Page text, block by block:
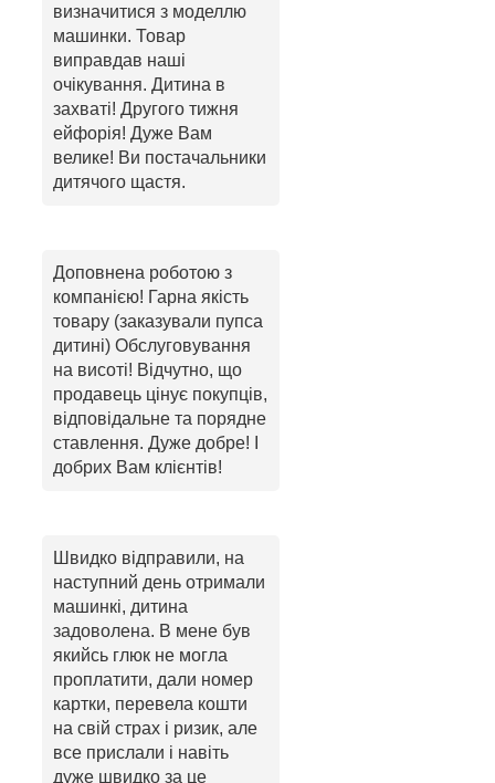
визначитися з моделлю
машинки. Товар
виправдав наші
очікування. Дитина в
захваті! Другого тижня
ейфорія! Дуже Вам
велике! Ви постачальники
дитячого щастя.
Доповнена роботою з
компанією! Гарна якість
товару (заказували пупса
дитині) Обслуговування
на висоті! Відчутно, що
продавець цінує покупців,
відповідальне та порядне
ставлення. Дуже добре! І
добрих Вам клієнтів!
Швидко відправили, на
наступний день отримали
машинкі, дитина
задоволена. В мене був
якийсь глюк не могла
проплатити, дали номер
картки, перевела кошти
на свій страх і ризик, але
все прислали і навіть
дуже швидко за це